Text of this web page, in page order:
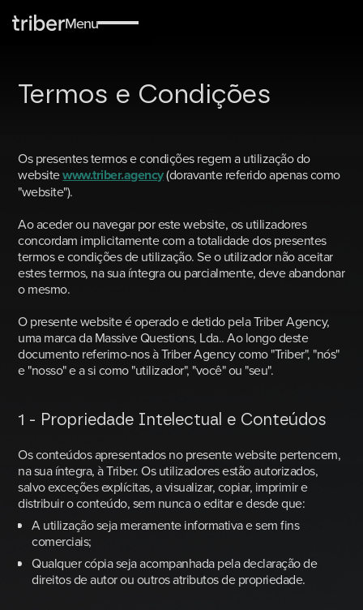
Menu
Sobre Nós
Blog
Contactos
Política de Cookies
Termos e Condições
Os presentes termos e condições regem a utilização do
websitewww.triber.agency(doravante referido apenas como
"website").
Ao aceder ou navegar por este website, os utilizadores
concordam implicitamente com a totalidade dos presentes
termos e condições de utilização. Se o utilizador não aceitar
estes termos, na sua íntegra ou parcialmente, deve abandonar
o mesmo.
O presente website é operado e detido pela Triber Agency,
uma marca da Massive Questions, Lda.. Ao longo deste
documento referimo-nos à Triber Agency como "Triber", "nós"
e "nosso" e a si como "utilizador", "você" ou "seu".
1 - Propriedade Intelectual e Conteúdos
Os conteúdos apresentados no presente website pertencem,
na sua íntegra, à Triber. Os utilizadores estão autorizados,
salvo exceções explícitas, a visualizar, copiar, imprimir e
distribuir o conteúdo, sem nunca o editar e desde que:
A utilização seja meramente informativa e sem fins
comerciais;
Qualquer cópia seja acompanhada pela declaração de
direitos de autor ou outros atributos de propriedade.